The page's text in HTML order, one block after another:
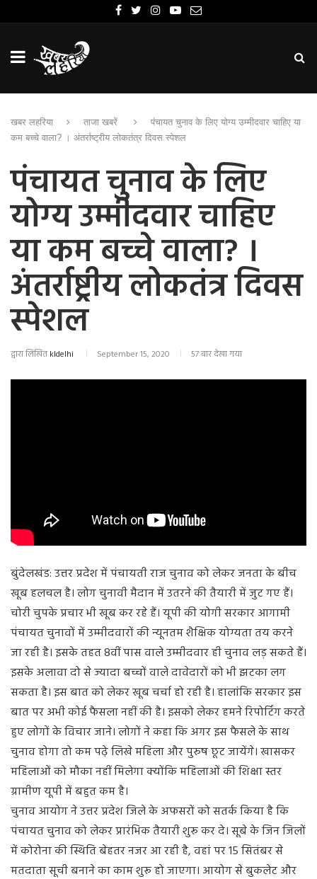
खबर लहरिया ताजा खबरें
पंचायत चुनाव के लिए योग्य उम्मीदवार चाहिए या
कम बच्चे वाला? । अंतर्राष्ट्रीय लोकतंत्र दिवस स्पेशल
पंचायत चुनाव के लिए
योग्य उम्मीदवार चाहिए
या कम बच्चे वाला? ।
अंतर्राष्ट्रीय लोकतंत्र दिवस
स्पेशल
द्वारा लिखितkldelhi September 15, 2020 57 बार देखा गया
बुंदेलखंड: उत्तर प्रदेश में पंचायती राज चुनाव को लेकर जनता के बीच
खूब हलचल है। लोग चुनावी मैदान में उतरने की तैयारी में जुट गए हैं।
चोरी चुपके प्रचार भी खूब कर रहे हैं। यूपी की योगी सरकार आगामी
पंचायत चुनावों में उम्मीदवारों की न्यूनतम शैक्षिक योग्यता तय करने
जा रही है। इसके तहत 8वीं पास वाले उम्मीदवार ही चुनाव लड़ सकते हैं।
इसके अलावा दो से ज्यादा बच्चों वाले दावेदारों को भी झटका लग
सकता है। इस बात को लेकर खूब चर्चा हो रही है। हालांकि सरकार इस
बात पर अभी कोई फैसला नहीं की है। इसको लेकर हमने रिपोर्टिंग करते
हुए लोगों के विचार जाने। लोगों ने कहा कि अगर इस फैसले के साथ
चुनाव होगा तो कम पढ़े लिखे महिला और पुरुष छूट जायेंगे। खासकर
महिलाओं को मौका नहीं मिलेगा क्योंकि महिलाओं की शिक्षा स्तर
ग्रामीण यूपी में बहुत कम है।
चुनाव आयोग ने उत्तर प्रदेश जिले के अफसरों को सतर्क किया है कि
पंचायत चुनाव को लेकर प्रारंभिक तैयारी शुरू कर दे। सूबे के जिन जिलों
में कोरोना की स्थिति बेहतर नजर आ रही है, वहां पर 15 सितंबर से
मतदाता सूची बनाने का काम शुरू हो जाएगा। आयोग से बुकलेट और